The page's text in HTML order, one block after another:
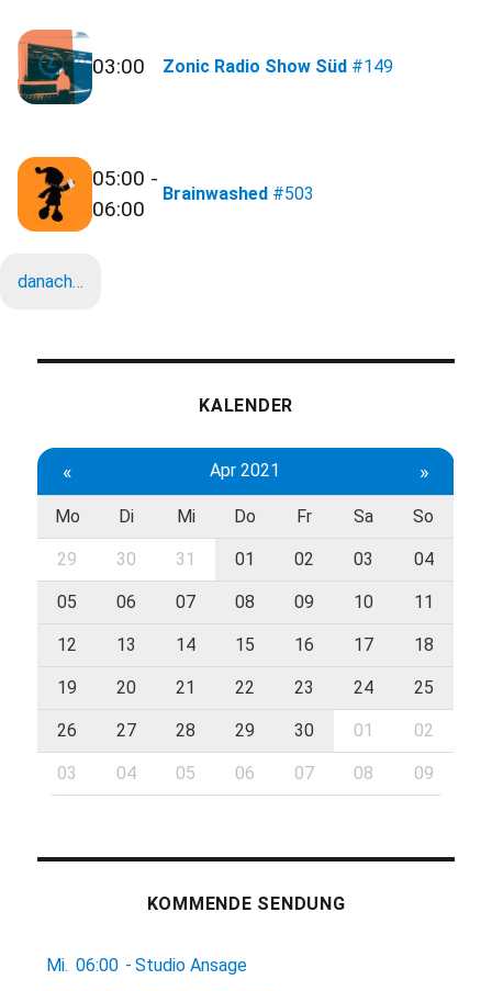
03:00 Zonic Radio Show Süd #149
05:00 -
06:00
Brainwashed #503
danach…
KALENDER
« Apr 2021 »
Mo Di Mi Do Fr Sa So
29 30 31 01 02 03 04
05 06 07 08 09 10 11
12 13 14 15 16 17 18
19 20 21 22 23 24 25
26 27 28 29 30 01 02
03 04 05 06 07 08 09
KOMMENDE SENDUNG
Mi. 06:00 - Studio Ansage